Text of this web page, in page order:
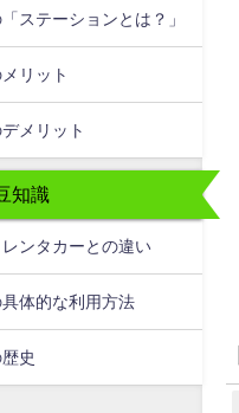
ステーションとは？」
リット
メリット
知識
ンタカーとの違い
体的な利用方法
史